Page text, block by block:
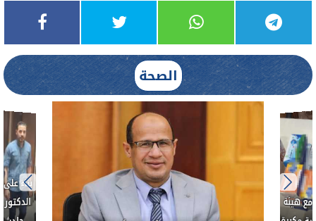
الصحة
بناءً
حادث
هيئة